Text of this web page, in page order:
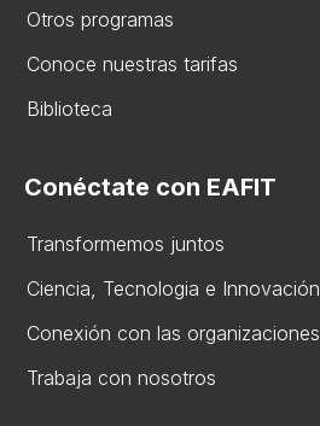
Otros programas
Conoce nuestras tarifas
Biblioteca
Conéctate con EAFIT
Transformemos juntos
Ciencia, Tecnologia e Innovación
Conexión con las organizaciones
Trabaja con nosotros